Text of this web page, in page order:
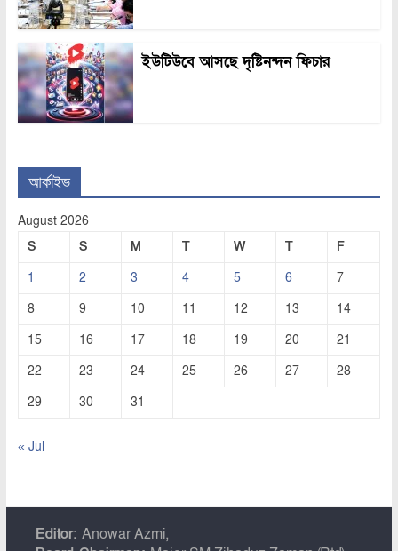
ইউটিউবে আসছে দৃষ্টিনন্দন ফিচার
আর্কাইভ
August 2026
S
S M T W T
F
1
2 3 4 5 6
7
8
9 10 11 12 13
14
15
16 17 18 19 20
21
22
23 24 25 26 27
28
29
30 31
« Jul
Editor: Anowar Azmi,